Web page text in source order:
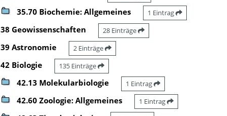
35.70 Biochemie: Allgemeines 1 Eintrag
38 Geowissenschaften 28 Einträge
39 Astronomie 2 Einträge
42 Biologie 135 Einträge
42.13 Molekularbiologie 1 Eintrag
42.60 Zoologie: Allgemeines 1 Eintrag